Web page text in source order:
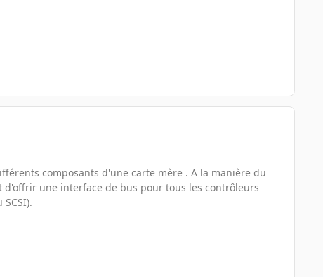
composants d'une carte mère . A la manière du
d'offrir une interface de bus pour tous les contrôleurs